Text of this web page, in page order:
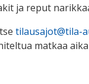
ja reput
tilausajot@tila-
matkaa